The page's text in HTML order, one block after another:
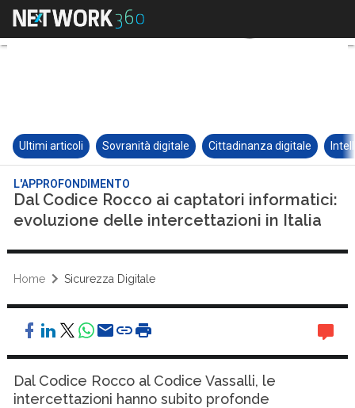
Ultimi articoli Sovranità digitale Cittadinanza digitale
L'APPROFONDIMENTO
Dal Codice Rocco ai captatori informatici:
evoluzione delle intercettazioni in Italia
Home Sicurezza Digitale
Dal Codice Rocco al Codice Vassalli, le
intercettazioni hanno subito profonde